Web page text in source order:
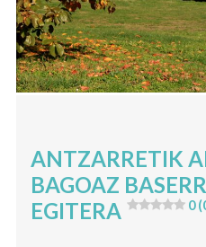
ANTZARRETIK
BAGOAZ
EGITERA
0